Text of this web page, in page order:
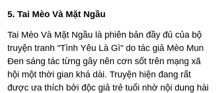
5. Tai Mèo Và Mặt Ngầu
Tai Mèo Và Mặt Ngầu là phiên bản đầy đủ của bộ
truyện tranh "Tình Yêu Là Gì" do tác giả Mèo Mun
Đen sáng tác từng gây nên cơn sốt trên mạng xã
hội một thời gian khá dài. Truyện hiện đang rất
được ưa thích bởi độc giả trẻ tuổi nhờ nội dung hài